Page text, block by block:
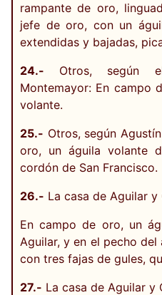
rampante de oro,
jefe de oro, con un
extendidas y bajadas,
24.- Otros, según
Montemayor: En campo
volante.
25.- Otros, según
oro, un águila volante
cordón de San Francisco.
26.- La casa de Aguilar
En campo de oro, un
Aguilar, y en el pecho
con tres fajas de gules,
27.- La casa de Aguilar y